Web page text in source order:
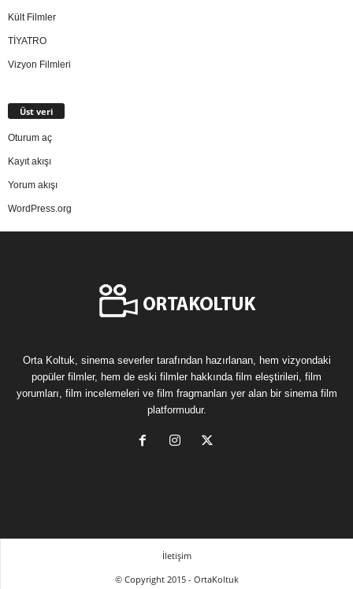
Kült Filmler
TİYATRO
Vizyon Filmleri
Üst veri
Oturum aç
Kayıt akışı
Yorum akışı
WordPress.org
Orta Koltuk, sinema severler tarafından hazırlanan, hem vizyondaki
popüler filmler, hem de eski filmler hakkında film eleştirileri, film
yorumları, film incelemeleri ve film fragmanları yer alan bir sinema film
platformudur.
İletişim
© Copyright 2015 - OrtaKoltuk